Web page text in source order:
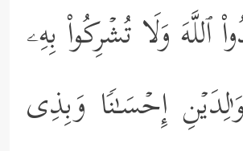
ٱللَّهَ وَلَا تُشۡرِكُواْ بِهِۦ
ٰ⁠لِدَیۡنِ إِحۡسَـٰنࣰا وَبِذِی